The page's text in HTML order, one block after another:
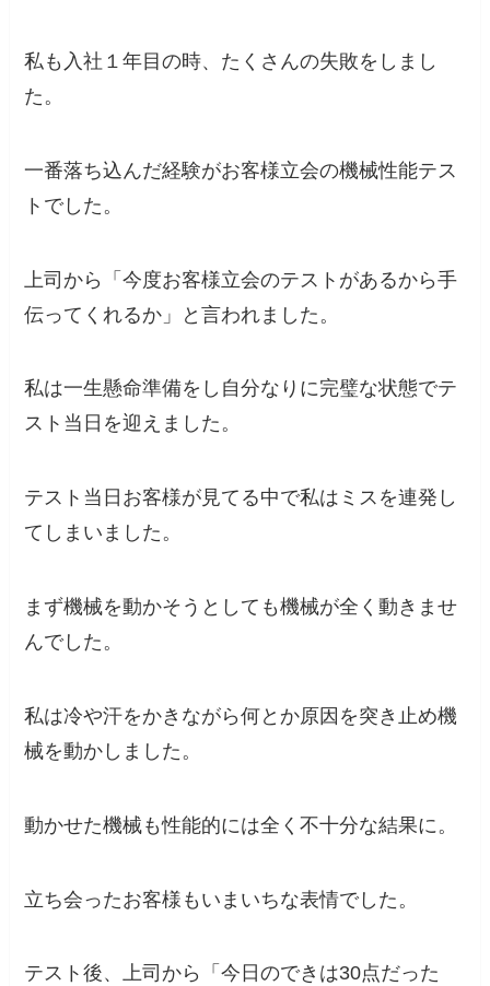
私も入社１年目の時、たくさんの失敗をしまし
た。
一番落ち込んだ経験がお客様立会の機械性能テス
トでした。
上司から「今度お客様立会のテストがあるから手
伝ってくれるか」と言われました。
私は一生懸命準備をし自分なりに完璧な状態でテ
スト当日を迎えました。
テスト当日お客様が見てる中で私はミスを連発し
てしまいました。
まず機械を動かそうとしても機械が全く動きませ
んでした。
私は冷や汗をかきながら何とか原因を突き止め機
械を動かしました。
動かせた機械も性能的には全く不十分な結果に。
立ち会ったお客様もいまいちな表情でした。
テスト後、上司から「今日のできは30点だった